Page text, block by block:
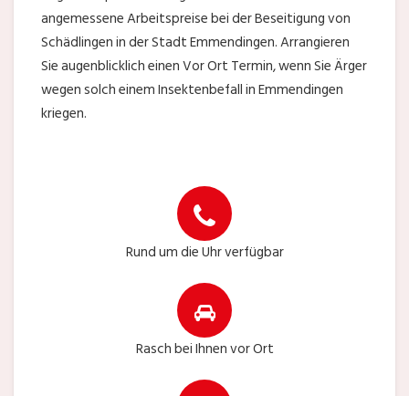
angemessene Arbeitspreise bei der Beseitigung von
Schädlingen in der Stadt Emmendingen. Arrangieren
Sie augenblicklich einen Vor Ort Termin, wenn Sie Ärger
wegen solch einem Insektenbefall in Emmendingen
kriegen.
Rund um die Uhr verfügbar
Rasch bei Ihnen vor Ort